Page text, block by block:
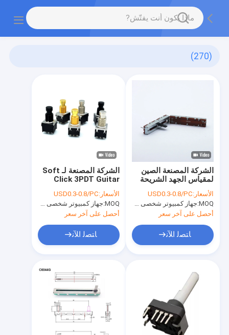
(270)
الشركة المصنعة لـ Soft
Click 3PDT Guitar
Effect Pedal Foot
Switch 9 Pin Effect
Foot Switch Push
Button Switch
الأسعار:USD0.3-0.8/PC
MOQ: جهاز كمبيوتر شخصى 1000
أحصل على آخر سعر
ﺎﺘﺼﻟ ﺍﻶﻧ
الشركة المصنعة الصين
لمقياس الجهد الشريحة
كيلو أوم مقياس الجهد
100 كيلو الجهد
الأسعار:USD0.3-0.8/PC
MOQ: جهاز كمبيوتر شخصى 1000
أحصل على آخر سعر
ﺎﺘﺼﻟ ﺍﻶﻧ